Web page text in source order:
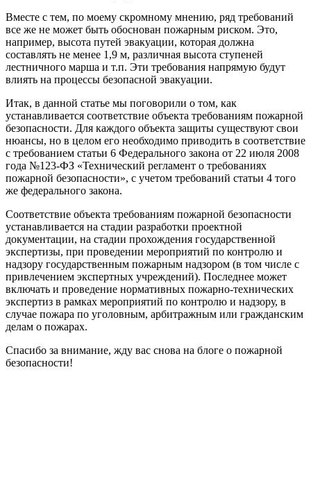
Вместе с тем, по моему скромному мнению, ряд требований
все же не может быть обоснован пожарным риском. Это,
например, высота путей эвакуации, которая должна
составлять не менее 1,9 м, различная высота ступеней
лестничного марша и т.п. Эти требования напрямую будут
влиять на процессы безопасной эвакуации.
Итак, в данной статье мы поговорили о том, как
устанавливается соответствие объекта требованиям пожарной
безопасности. Для каждого объекта защиты существуют свои
нюансы, но в целом его необходимо приводить в соответствие
с требованием статьи 6 Федерального закона от 22 июля 2008
года №123-ФЗ «Технический регламент о требованиях
пожарной безопасности», с учетом требований статьи 4 того
же федерального закона.
Соответствие объекта требованиям пожарной безопасности
устанавливается на стадии разработки проектной
документации, на стадии прохождения государственной
экспертизы, при проведении мероприятий по контролю и
надзору государственным пожарным надзором (в том числе с
привлечением экспертных учреждений). Последнее может
включать и проведение нормативных пожарно-технических
экспертиз в рамках мероприятий по контролю и надзору, в
случае пожара по уголовным, арбитражным или гражданским
делам о пожарах.
Спасибо за внимание, жду вас снова на блоге о пожарной
безопасности!